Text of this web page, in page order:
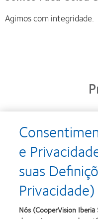
Agimos com integridade.
Learn
more
about
Prémio
Silmo
d’Or
para
o
melhor
produto
Learn
about
e
suas
Privacidade)
Nós (CooperVision